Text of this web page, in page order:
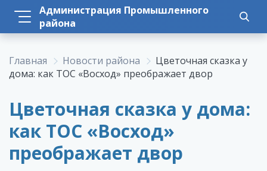
Администрация Промышленного
района
Главная Новости района
Цветочная сказка у
дома: как ТОС «Восход» преображает двор
Цветочная сказка у дома:
как ТОС «Восход»
преображает двор